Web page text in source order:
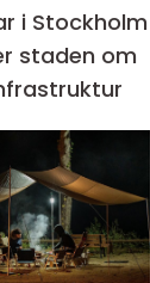
i Stockholm
staden om